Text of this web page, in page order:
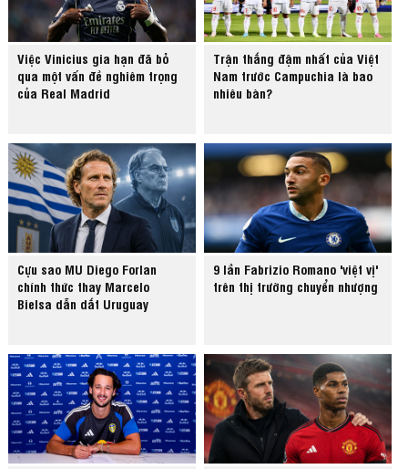
Việc Vinicius gia hạn đã bỏ
qua một vấn đề nghiêm trọng
của Real Madrid
Trận thắng đậm nhất của Việt
Nam trước Campuchia là bao
nhiêu bàn?
Cựu sao MU Diego Forlan
chính thức thay Marcelo
Bielsa dẫn dắt Uruguay
9 lần Fabrizio Romano 'việt vị'
trên thị trường chuyển nhượng